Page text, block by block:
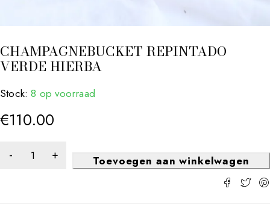
CHAMPAGNEBUCKET REPINTADO
VERDE HIERBA
Stock: 8 op voorraad
€110.00
Toevoegen aan winkelwagen